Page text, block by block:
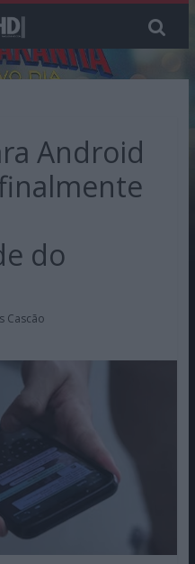
Android
do
Cascão